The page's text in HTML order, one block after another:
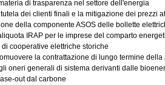
di trasparenza nel settore dell'energia
dei clienti finali e la mitigazione dei prezzi
della componente ASOS delle bollette
IRAP per le imprese del comparto
cooperative elettriche storiche
la contrattazione di lungo termine
oneri generali di sistema derivanti dalle
out dal carbone